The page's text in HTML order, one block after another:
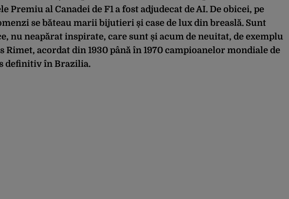
Premiu al Canadei de F1 a fost adjudecat de AI. De obicei, pe
se băteau marii bijutieri și case de lux din breaslă. Sunt
nu neapărat inspirate, care sunt și acum de neuitat, de exemplu
Rimet, acordat din 1930 până în 1970 campioanelor mondiale de
definitiv în Brazilia.